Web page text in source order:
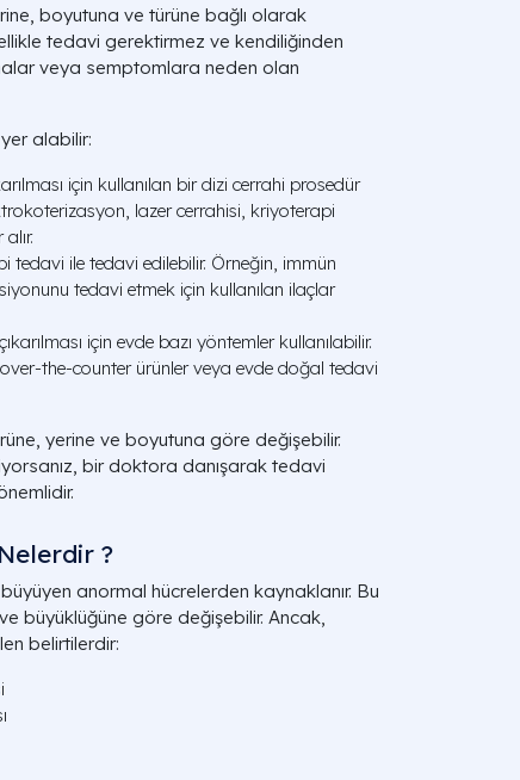
boyutuna ve türüne bağlı olarak
tedavi gerektirmez ve kendiliğinden
veya semptomlara neden olan
alabilir:
için kullanılan bir dizi cerrahi prosedür
lazer cerrahisi, kriyoterapi
tedavi ile tedavi edilebilir. Örneğin, immün
tedavi etmek için kullanılan ilaçlar
için evde bazı yöntemler kullanılabilir.
the-counter ürünler veya evde doğal tedavi
yerine ve boyutuna göre değişebilir.
bir doktora danışarak tedavi
?
anormal hücrelerden kaynaklanır. Bu
büyüklüğüne göre değişebilir. Ancak,
belirtilerdir: